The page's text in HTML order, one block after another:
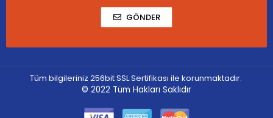
GÖNDER
Tüm bilgileriniz 256bit SSL Sertifikası ile korunmaktadır.
© 2022 Tüm Hakları Saklıdır